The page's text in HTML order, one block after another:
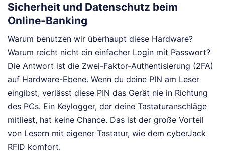
Sicherheit und Datenschutz beim
Online-Banking
Warum benutzen wir überhaupt diese Hardware?
Warum reicht nicht ein einfacher Login mit Passwort?
Die Antwort ist die Zwei-Faktor-Authentisierung (2FA)
auf Hardware-Ebene. Wenn du deine PIN am Leser
eingibst, verlässt diese PIN das Gerät nie in Richtung
des PCs. Ein Keylogger, der deine Tastaturanschläge
mitliest, hat keine Chance. Das ist der große Vorteil
von Lesern mit eigener Tastatur, wie dem cyberJack
RFID komfort.